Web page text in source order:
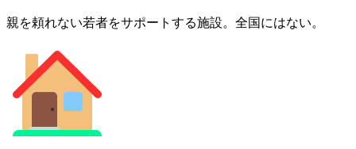
親を頼れない若者をサポートする施設。全国にはない。